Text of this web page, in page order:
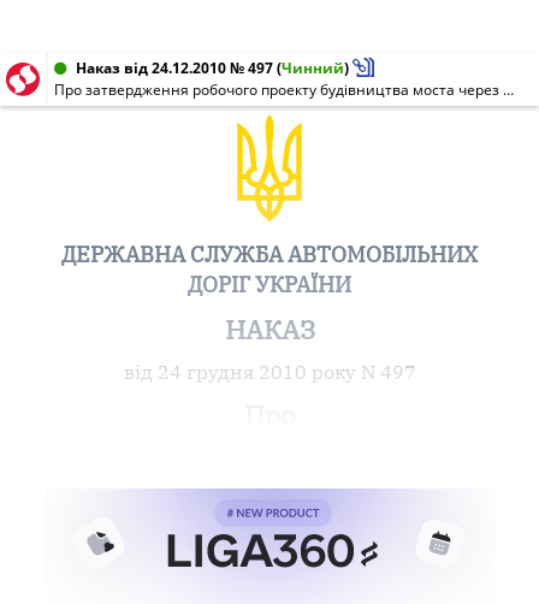
Наказ від 24.12.2010 № 497(Чинний)
Про затвердження робочого проекту будівництва моста через р. Молниця на км 20 + 399 автомобільної дороги Чернівці - Герца - КПП "Дяківці", Чернівецька область
ДЕРЖАВНА СЛУЖБА АВТОМОБІЛЬНИХ
ДОРІГ УКРАЇНИ
НАКАЗ
від 24 грудня 2010 року N 497